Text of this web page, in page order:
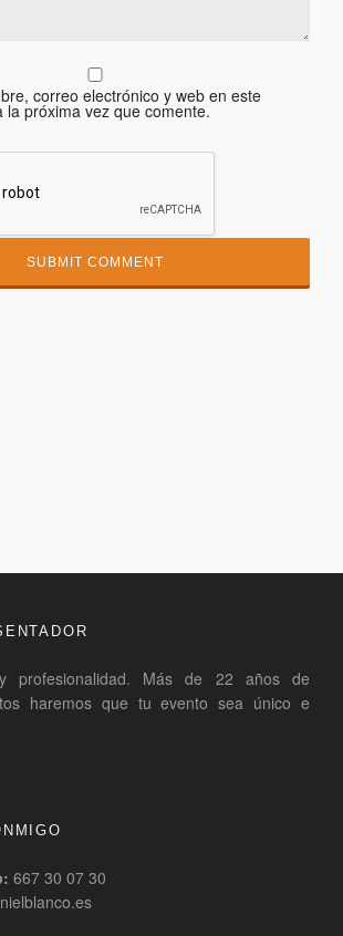
correo electrónico y web en este
la próxima vez que comente.
profesionalidad. Más de 22 años de
haremos que tu evento sea único e
667 30 07 30